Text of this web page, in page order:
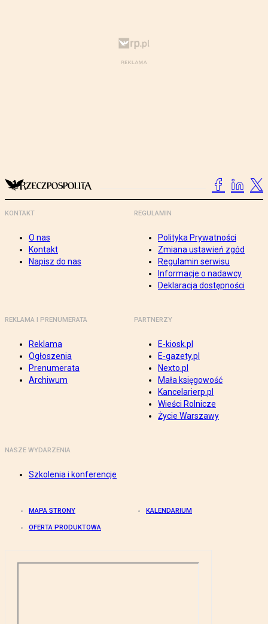
KONTAKT
O nas
Kontakt
Napisz do nas
REGULAMIN
Polityka Prywatności
Zmiana ustawień zgód
Regulamin serwisu
Informacje o nadawcy
Deklaracja dostępności
REKLAMA I PRENUMERATA
Reklama
Ogłoszenia
Prenumerata
Archiwum
PARTNERZY
E-kiosk.pl
E-gazety.pl
Nexto.pl
Mała księgowość
Kancelarierp.pl
Wieści Rolnicze
Życie Warszawy
NASZE WYDARZENIA
Szkolenia i konferencje
MAPA STRONY KALENDARIUM
OFERTA PRODUKTOWA